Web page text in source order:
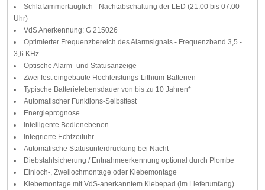
Schlafzimmertauglich - Nachtabschaltung der LED (21:00 bis 07:00
Uhr)
VdS Anerkennung: G 215026
Optimierter Frequenzbereich des Alarmsignals - Frequenzband 3,5 -
3,6 KHz
Optische Alarm- und Statusanzeige
Zwei fest eingebaute Hochleistungs-Lithium-Batterien
Typische Batterielebensdauer von bis zu 10 Jahren*
Automatischer Funktions-Selbsttest
Energieprognose
Intelligente Bedienebenen
Integrierte Echtzeituhr
Automatische Statusunterdrückung bei Nacht
Diebstahlsicherung / Entnahmeerkennung optional durch Plombe
Einloch-, Zweilochmontage oder Klebemontage
Klebemontage mit VdS-anerkanntem Klebepad (im Lieferumfang)